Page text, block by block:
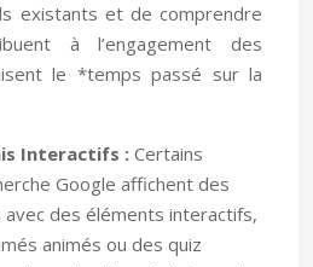
existants et de comprendre
à l’engagement des
le *temps passé sur la
Interactifs : Certains
Google affichent des
avec des éléments interactifs,
animés ou des quiz